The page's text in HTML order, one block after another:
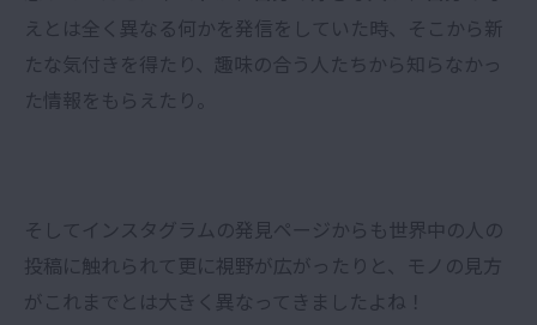
えとは全く異なる何かを発信をしていた時、そこから新
たな気付きを得たり、趣味の合う人たちから知らなかっ
た情報をもらえたり。
そしてインスタグラムの発見ページからも世界中の人の
投稿に触れられて更に視野が広がったりと、モノの見方
がこれまでとは大きく異なってきましたよね！